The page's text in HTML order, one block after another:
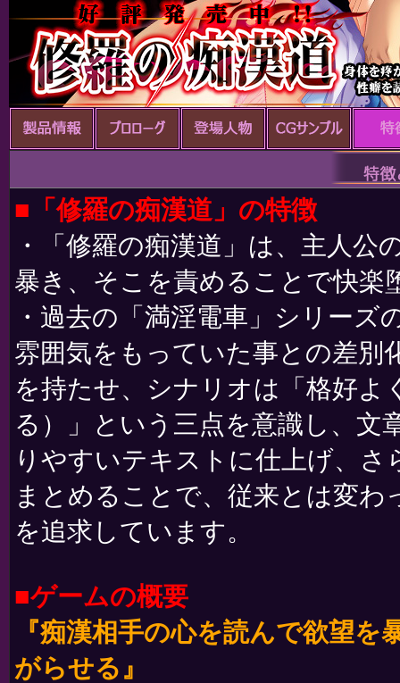
■「修羅の痴漢道」の特徴
・「修羅の痴漢道」は、主人
暴き、そこを責めることで快楽
・過去の「満淫電車」シリー
雰囲気をもっていた事との差別
を持たせ、シナリオは「格好よ
る）」という三点を意識し、文
りやすいテキストに仕上げ、
まとめることで、従来とは変わ
を追求しています。
■ゲームの概要
『痴漢相手の心を読んで欲望
がらせる』